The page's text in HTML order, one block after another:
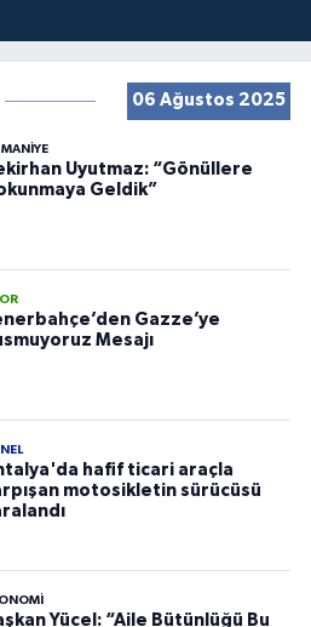
06 Ağustos 2025
Uyutmaz: “Gönüllere
Geldik”
Gazze’ye
Mesajı
hafif ticari araçla
motosikletin sürücüsü
Yücel: “Aile Bütünlüğü Bu